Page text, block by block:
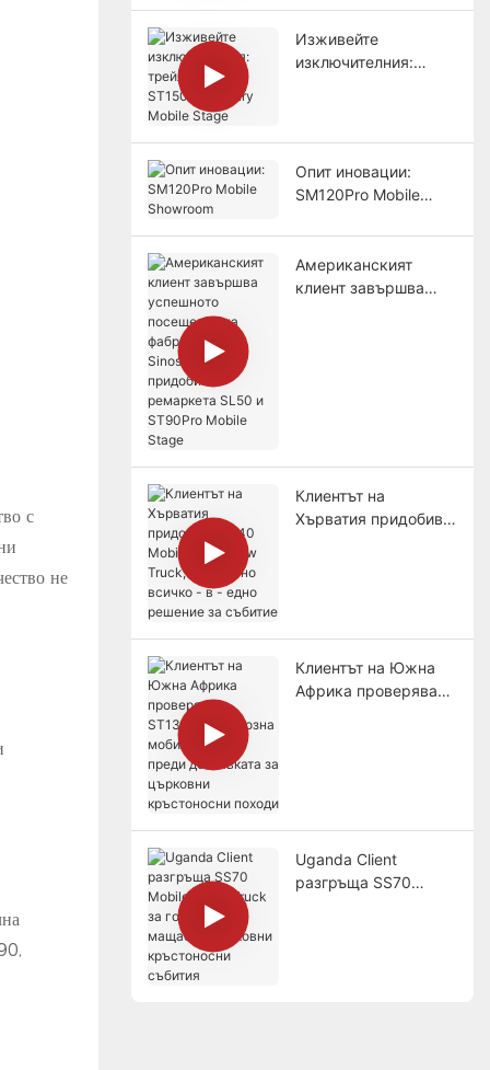
с
не
Изживейте
изключителния:
Опит иновации:
SM120Pro Mobile
Американският
клиент завършва
Клиентът на
Хърватия придобива
Клиентът на Южна
Африка проверява
Uganda Client
разгръща SS70